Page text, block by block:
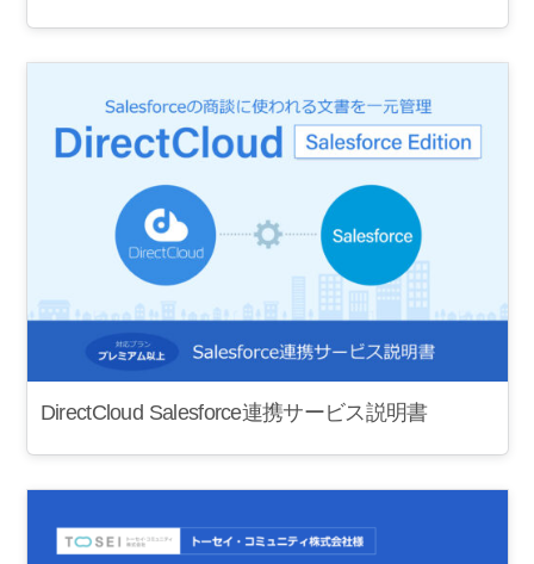
DirectCloud Salesforce連携サービス説明書